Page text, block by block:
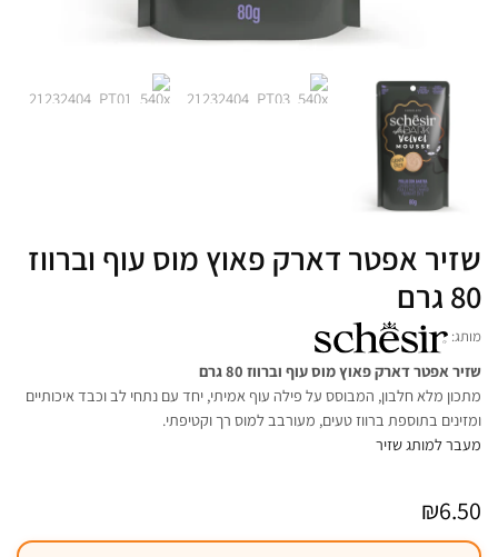
שזיר אפטר דארק פאוץ מוס עוף וברווז
80 גרם
מותג:
שזיר אפטר דארק פאוץ מוס עוף וברווז 80 גרם
מתכון מלא חלבון, המבוסס על פילה עוף אמיתי, יחד עם נתחי לב וכבד איכותיים
ומזינים בתוספת ברווז טעים, מעורבב למוס רך וקטיפתי.
מעבר למותג שזיר
₪6.50